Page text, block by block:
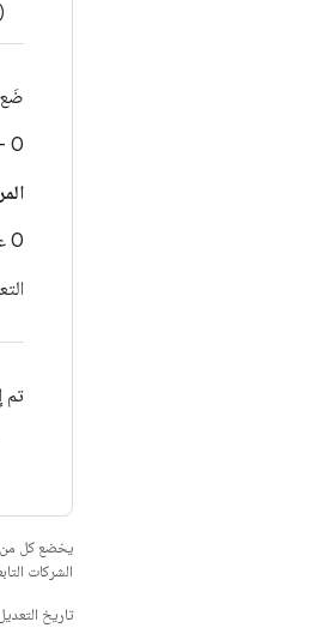
ضَع
0 - التشغيل العادي الحالة التلقائية للوحدة 1 - وضع الاسترجاع تُحقِّق خدمة الاستشعار من إدخال البيانات لأجهزة الاستشعار المتوافقة في هذا الوضع.
0 عند النجاح -EINVAL إذا لم يكن الوضع المطلوب متوافقًا -EPERM إذا لم يكن إجراء العملية مسموحًا به
تم
يخضع كل من
الشركات
تاريخ التعديل الأخير: 2025-07-27 (حسب